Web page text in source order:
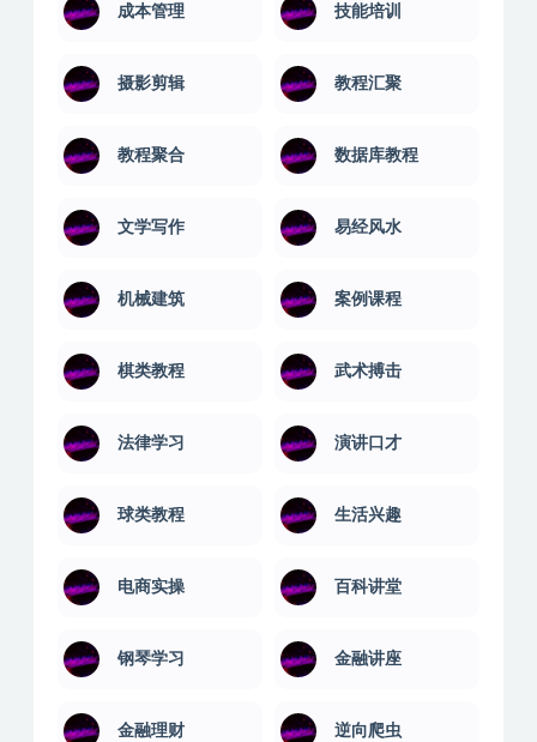
成本管理 技能培训
摄影剪辑 教程汇聚
教程聚合 数据库教程
文学写作 易经风水
机械建筑 案例课程
棋类教程 武术搏击
法律学习 演讲口才
球类教程 生活兴趣
电商实操 百科讲堂
钢琴学习 金融讲座
金融理财 逆向爬虫